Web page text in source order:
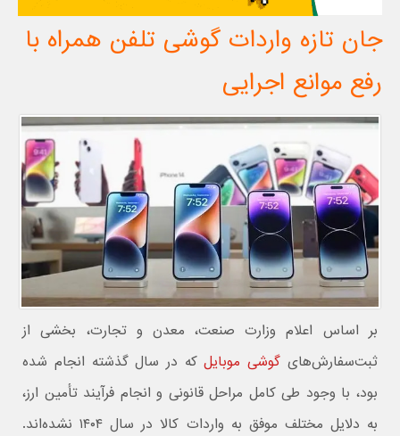
جان تازه واردات گوشی تلفن همراه با
رفع موانع اجرایی
بر اساس اعلام وزارت صنعت، معدن و تجارت، بخشی از
ثبت‌سفارش‌های گوشی موبایلکه در سال گذشته انجام شده
بود، با وجود طی کامل مراحل قانونی و انجام فرآیند تأمین ارز،
به دلایل مختلف موفق به واردات کالا در سال ۱۴۰۴ نشده‌اند.